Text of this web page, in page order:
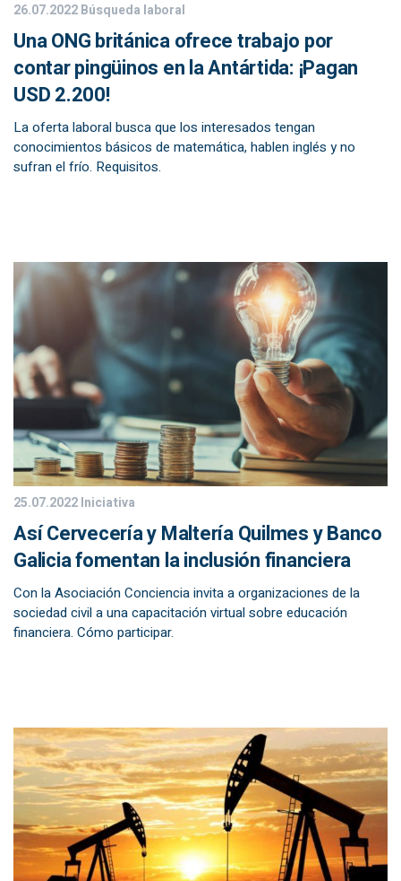
26.07.2022Búsqueda laboral
Una ONG británica ofrece trabajo por
contar pingüinos en la Antártida: ¡Pagan
USD 2.200!
La oferta laboral busca que los interesados tengan
conocimientos básicos de matemática, hablen inglés y no
sufran el frío. Requisitos.
25.07.2022Iniciativa
Así Cervecería y Maltería Quilmes y Banco
Galicia fomentan la inclusión financiera
Con la Asociación Conciencia invita a organizaciones de la
sociedad civil a una capacitación virtual sobre educación
financiera. Cómo participar.